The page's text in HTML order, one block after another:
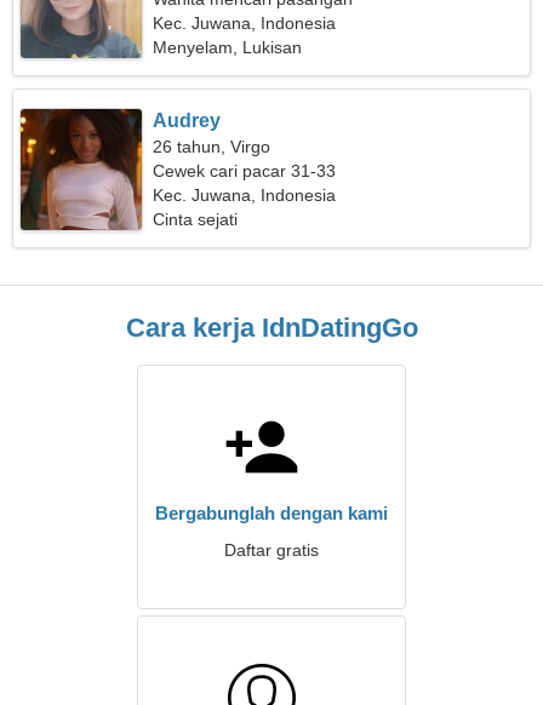
Kec. Juwana, Indonesia
Menyelam, Lukisan
Audrey
26 tahun, Virgo
Cewek cari pacar 31-33
Kec. Juwana, Indonesia
Cinta sejati
Cara kerja IdnDatingGo
Bergabunglah dengan kami
Daftar gratis